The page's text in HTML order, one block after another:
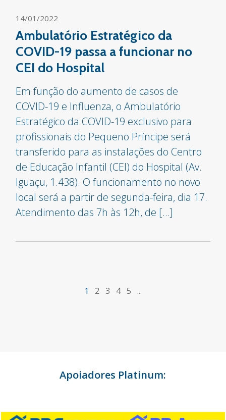
14/01/2022
Ambulatório Estratégico da
COVID-19 passa a funcionar no
CEI do Hospital
Em função do aumento de casos de
COVID-19 e Influenza, o Ambulatório
Estratégico da COVID-19 exclusivo para
profissionais do Pequeno Príncipe será
transferido para as instalações do Centro
de Educação Infantil (CEI) do Hospital (Av.
Iguaçu, 1.438). O funcionamento no novo
local será a partir de segunda-feira, dia 17.
Atendimento das 7h às 12h, de […]
1 2 3 4 5 ...
Apoiadores Platinum: